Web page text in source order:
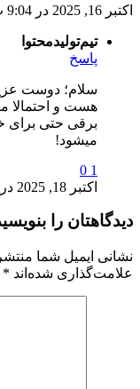
اکتبر 16, 2025 در 9:04 ب.ظ
تیم‌تولیدمحتوا
پاسخ
سلام؛ دوست
هست و احتمالا
برقی حتی برای
میشود!
1
0
اکتبر 18, 2025 در 9:56 ق.ظ
دیدگاهتان را
نشانی ایمیل شما
علامت‌گذاری شده‌اند *